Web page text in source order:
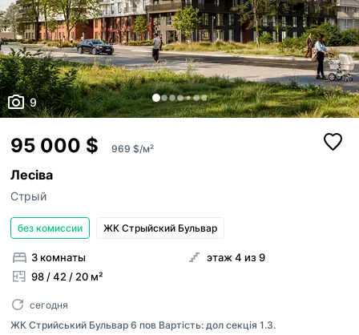
9
95 000 $ 969 $/м²
Лесіва
Стрый
без комиссии ЖК Стрыйский Бульвар
3 комнаты
98 / 42 / 20 м²
этаж 4 из 9
сегодня
ЖК Стрийський Бульвар 6 пов Вартість: дол секція 1.3.
Я - владелец объекта
Это мой эксклюзив
Объект не существует
Максимум 10 Мб на одно фото, формат: jpeg/
Отправить
вашими риелторами,
объявления риелторов были
логотипом вашего АН